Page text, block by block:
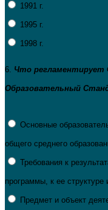
1991 г.
1995 г.
1998 г.
6. Что регламентирует
Образовательный
Основные
общего среднего
Требования к
программы, к ее структуре
Предмет и объект